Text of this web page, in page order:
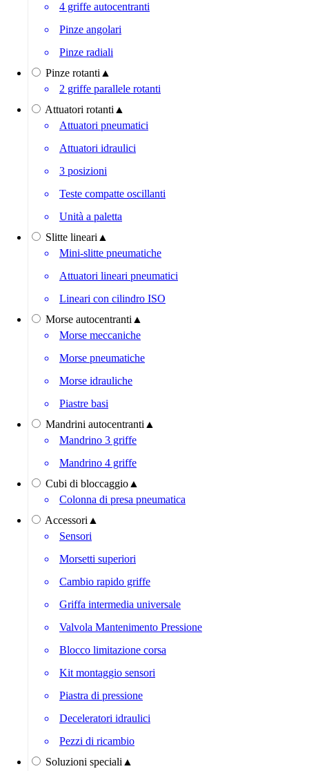
4 griffe autocentranti
Pinze angolari
Pinze radiali
Pinze rotanti ▲
2 griffe parallele rotanti
Attuatori rotanti ▲
Attuatori pneumatici
Attuatori idraulici
3 posizioni
Teste compatte oscillanti
Unità a paletta
Slitte lineari ▲
Mini-slitte pneumatiche
Attuatori lineari pneumatici
Lineari con cilindro ISO
Morse autocentranti ▲
Morse meccaniche
Morse pneumatiche
Morse idrauliche
Piastre basi
Mandrini autocentranti ▲
Mandrino 3 griffe
Mandrino 4 griffe
Cubi di bloccaggio ▲
Colonna di presa pneumatica
Accessori ▲
Sensori
Morsetti superiori
Cambio rapido griffe
Griffa intermedia universale
Valvola Mantenimento Pressione
Blocco limitazione corsa
Kit montaggio sensori
Piastra di pressione
Deceleratori idraulici
Pezzi di ricambio
Soluzioni speciali ▲